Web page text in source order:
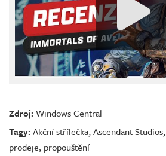
Zdroj:Windows Central
Tagy:Akční střílečka,Ascendant Studios,
prodeje, propouštění